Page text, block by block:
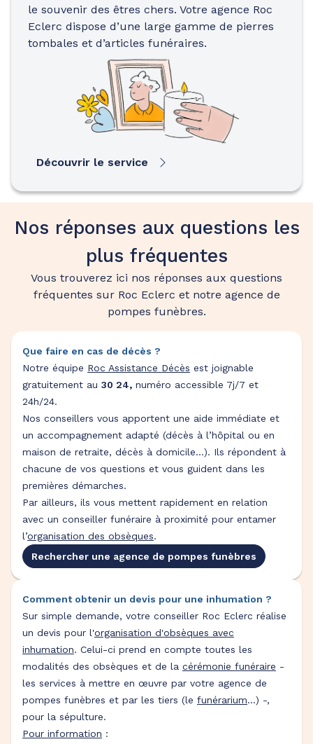
le souvenir des êtres chers. Votre agence Roc
Eclerc dispose d’une large gamme de pierres
tombales et d’articles funéraires.
Découvrir le service
Nos réponses aux questions les
plus fréquentes
Vous trouverez ici nos réponses aux questions
fréquentes sur Roc Eclerc et notre agence de
pompes funèbres.
Que faire en cas de décès ?
Notre équipe Roc Assistance Décès est joignable
gratuitement au 30 24, numéro accessible 7j/7 et
24h/24.
Nos conseillers vous apportent une aide immédiate et
un accompagnement adapté (décès à l’hôpital ou en
maison de retraite, décès à domicile…). Ils répondent à
chacune de vos questions et vous guident dans les
premières démarches.
Par ailleurs, ils vous mettent rapidement en relation
avec un conseiller funéraire à proximité pour entamer
l’organisation des obsèques.
Rechercher une agence de pompes funèbres
Comment obtenir un devis pour une inhumation ?
Sur simple demande, votre conseiller Roc Eclerc réalise
un devis pour l'organisation d'obsèques avec
inhumation. Celui-ci prend en compte toutes les
modalités des obsèques et de la cérémonie funéraire -
les services à mettre en œuvre par votre agence de
pompes funèbres et par les tiers (le funérarium...) -,
pour la sépulture.
Pour information :